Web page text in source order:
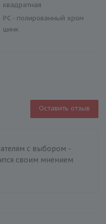
квадратная
PC - полированный хром
цинк
Оставить отзыв
с выбором -
своим мнением